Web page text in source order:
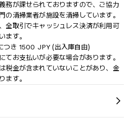
務が課せられておりますの​で、ご協力
の清掃業者が施設を清掃しています。
全取引でキャッシュレス決済が利用可
ます。
つき 1500 JPY (出入庫自由)
てお支払いが必要な場合があります。
税金が含まれていないことがあり、金
ます。